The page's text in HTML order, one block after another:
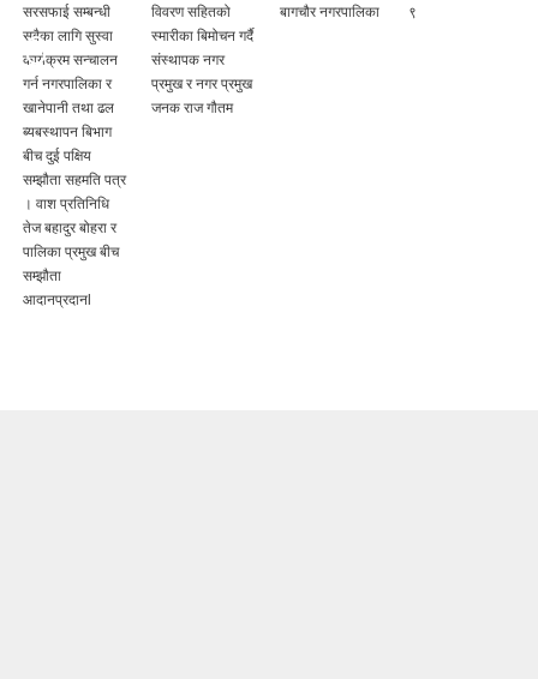
सरसफाई सम्बन्धी
सबैका लागि सुस्वा
कार्यक्रम सन्चालन
गर्न नगरपालिका र
खानेपानी तथा ढल
ब्यबस्थापन बिभाग
बीच दुई पक्षिय
सम्झौता सहमति पत्र
। वाश प्रतिनिधि
तेज बहादुर बोहरा र
पालिका प्रमुख बीच
सम्झौता
आदानप्रदानl
विवरण सहितको
स्मारीका बिमोचन गर्दै
संस्थापक नगर
प्रमुख र नगर प्रमुख
जनक राज गौतम
बागचौर नगरपालिका
९